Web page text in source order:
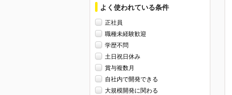
よく使われている条件
正社員
職種未経験歓迎
学歴不問
土日祝日休み
賞与複数月
自社内で開発できる
大規模開発に関わる